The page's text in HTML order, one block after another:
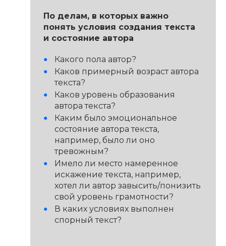
По делам, в которых важно
понять условия создания текста
и состояние автора
Какого пола автор?
Каков примерный возраст автора
текста?
Каков уровень образования
автора текста?
Каким было эмоциональное
состояние автора текста,
например, было ли оно
тревожным?
Имело ли место намеренное
искажение текста, например,
хотел ли автор завысить/понизить
свой уровень грамотности?
В каких условиях выполнен
спорный текст?